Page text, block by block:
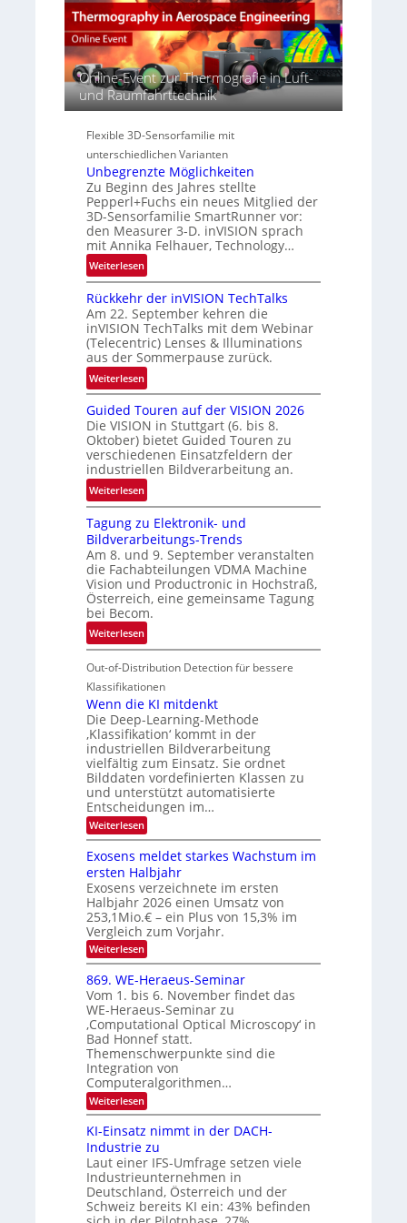
s
S
e
r
i
e
-
B
-
R
u
n
d
e
A
-
R
e
g
i
n
s
p
e
c
t
r
e
w
s
‘
Online-Event zur Thermografie in Luft-
und Raumfahrttechnik
Flexible 3D-Sensorfamilie mit
unterschiedlichen Varianten
Unbegrenzte Möglichkeiten
Zu Beginn des Jahres stellte
Pepperl+Fuchs ein neues Mitglied der
3D-Sensorfamilie SmartRunner vor:
den Measurer 3-D. inVISION sprach
mit Annika Felhauer, Technology…
Weiterlesen:
U
n
b
e
g
r
e
z
t
e
M
ö
g
l
i
c
h
k
e
t
e
Rückkehr der inVISION TechTalks
Am 22. September kehren die
inVISION TechTalks mit dem Webinar
(Telecentric) Lenses & Illuminations
aus der Sommerpause zurück.
Weiterlesen:
R
ü
c
k
k
e
h
d
e
r
i
n
V
I
S
I
O
N
T
e
c
h
T
a
l
k
s
Guided Touren auf der VISION 2026
Die VISION in Stuttgart (6. bis 8.
Oktober) bietet Guided Touren zu
verschiedenen Einsatzfeldern der
industriellen Bildverarbeitung an.
Weiterlesen:
G
u
i
d
e
d
T
o
u
r
a
u
d
e
r
V
I
S
I
O
N
2
0
2
6
Tagung zu Elektronik- und
Bildverarbeitungs-Trends
Am 8. und 9. September veranstalten
die Fachabteilungen VDMA Machine
Vision und Productronic in Hochstraß,
Österreich, eine gemeinsame Tagung
bei Becom.
Weiterlesen:
T
a
g
u
n
g
z
u
E
l
e
k
t
r
o
n
i
k
-
u
n
d
B
i
l
d
v
e
r
a
r
b
e
i
Out-of-Distribution Detection für bessere
Klassifikationen
Wenn die KI mitdenkt
Die Deep-Learning-Methode
‚Klassifikation‘ kommt in der
industriellen Bildverarbeitung
vielfältig zum Einsatz. Sie ordnet
Bilddaten vordefinierten Klassen zu
und unterstützt automatisierte
Entscheidungen im…
Weiterlesen:
W
n
n
d
i
e
K
I
m
i
t
e
n
k
t
Exosens meldet starkes Wachstum im
ersten Halbjahr
Exosens verzeichnete im ersten
Halbjahr 2026 einen Umsatz von
253,1Mio.€ – ein Plus von 15,3% im
Vergleich zum Vorjahr.
Weiterlesen:
E
x
o
s
e
n
s
m
e
l
d
e
t
s
t
a
r
k
e
s
W
869. WE-Heraeus-Seminar
Vom 1. bis 6. November findet das
WE-Heraeus-Seminar zu
‚Computational Optical Microscopy‘ in
Bad Honnef statt.
Themenschwerpunkte sind die
Integration von
Computeralgorithmen…
Weiterlesen:
8
9
.
W
E
-
H
e
KI-Einsatz nimmt in der DACH-
Industrie zu
Laut einer IFS-Umfrage setzen viele
Industrieunternehmen in
Deutschland, Österreich und der
Schweiz bereits KI ein: 43% befinden